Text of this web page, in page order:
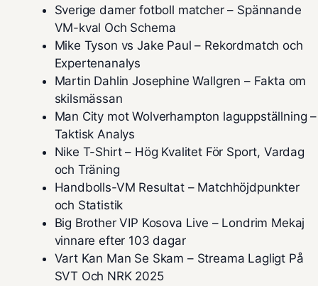
Sverige damer fotboll matcher – Spännande
VM-kval Och Schema
Mike Tyson vs Jake Paul – Rekordmatch och
Expertenanalys
Martin Dahlin Josephine Wallgren – Fakta om
skilsmässan
Man City mot Wolverhampton laguppställning –
Taktisk Analys
Nike T-Shirt – Hög Kvalitet För Sport, Vardag
och Träning
Handbolls-VM Resultat – Matchhöjdpunkter
och Statistik
Big Brother VIP Kosova Live – Londrim Mekaj
vinnare efter 103 dagar
Vart Kan Man Se Skam – Streama Lagligt På
SVT Och NRK 2025